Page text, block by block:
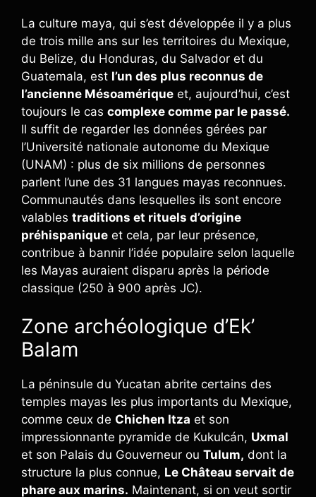
La culture maya, qui s’est développée il y a plus
de trois mille ans sur les territoires du Mexique,
du Belize, du Honduras, du Salvador et du
Guatemala, est l’un des plus reconnus de
l’ancienne Mésoamérique et, aujourd’hui, c’est
toujours le cas complexe comme par le passé.
Il suffit de regarder les données gérées par
l’Université nationale autonome du Mexique
(UNAM) : plus de six millions de personnes
parlent l’une des 31 langues mayas reconnues.
Communautés dans lesquelles ils sont encore
valables traditions et rituels d’origine
préhispanique et cela, par leur présence,
contribue à bannir l’idée populaire selon laquelle
les Mayas auraient disparu après la période
classique (250 à 900 après JC).
Zone archéologique d’Ek’
Balam
La péninsule du Yucatan abrite certains des
temples mayas les plus importants du Mexique,
comme ceux de Chichen Itza et son
impressionnante pyramide de Kukulcán, Uxmal
et son Palais du Gouverneur ou Tulum, dont la
structure la plus connue, Le Château servait de
phare aux marins. Maintenant, si on veut sortir